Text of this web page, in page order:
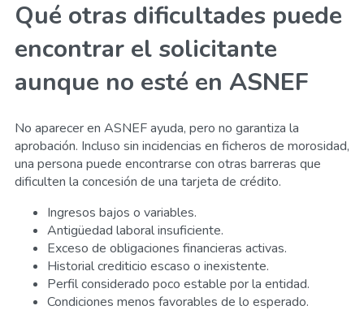
Qué otras dificultades puede
encontrar el solicitante
aunque no esté en ASNEF
No aparecer en ASNEF ayuda, pero no garantiza la
aprobación. Incluso sin incidencias en ficheros de morosidad,
una persona puede encontrarse con otras barreras que
dificulten la concesión de una tarjeta de crédito.
Ingresos bajos o variables.
Antigüedad laboral insuficiente.
Exceso de obligaciones financieras activas.
Historial crediticio escaso o inexistente.
Perfil considerado poco estable por la entidad.
Condiciones menos favorables de lo esperado.